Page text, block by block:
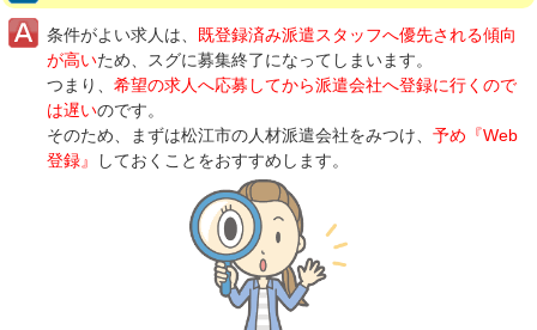
条件がよい求人は、
既登録済み派遣スタッフへ優先される傾向
が高いため、スグに募集終了になってしまいます。
つまり、 希望の求人へ応募してから派遣会社へ登録に行くので
は遅いのです。
そのため、まずは松江市の人材派遣会社をみつけ、 予め『Web
登録』
しておくことをおすすめします。